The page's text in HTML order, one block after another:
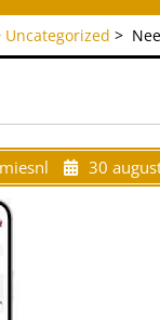
Uncategorized >
30